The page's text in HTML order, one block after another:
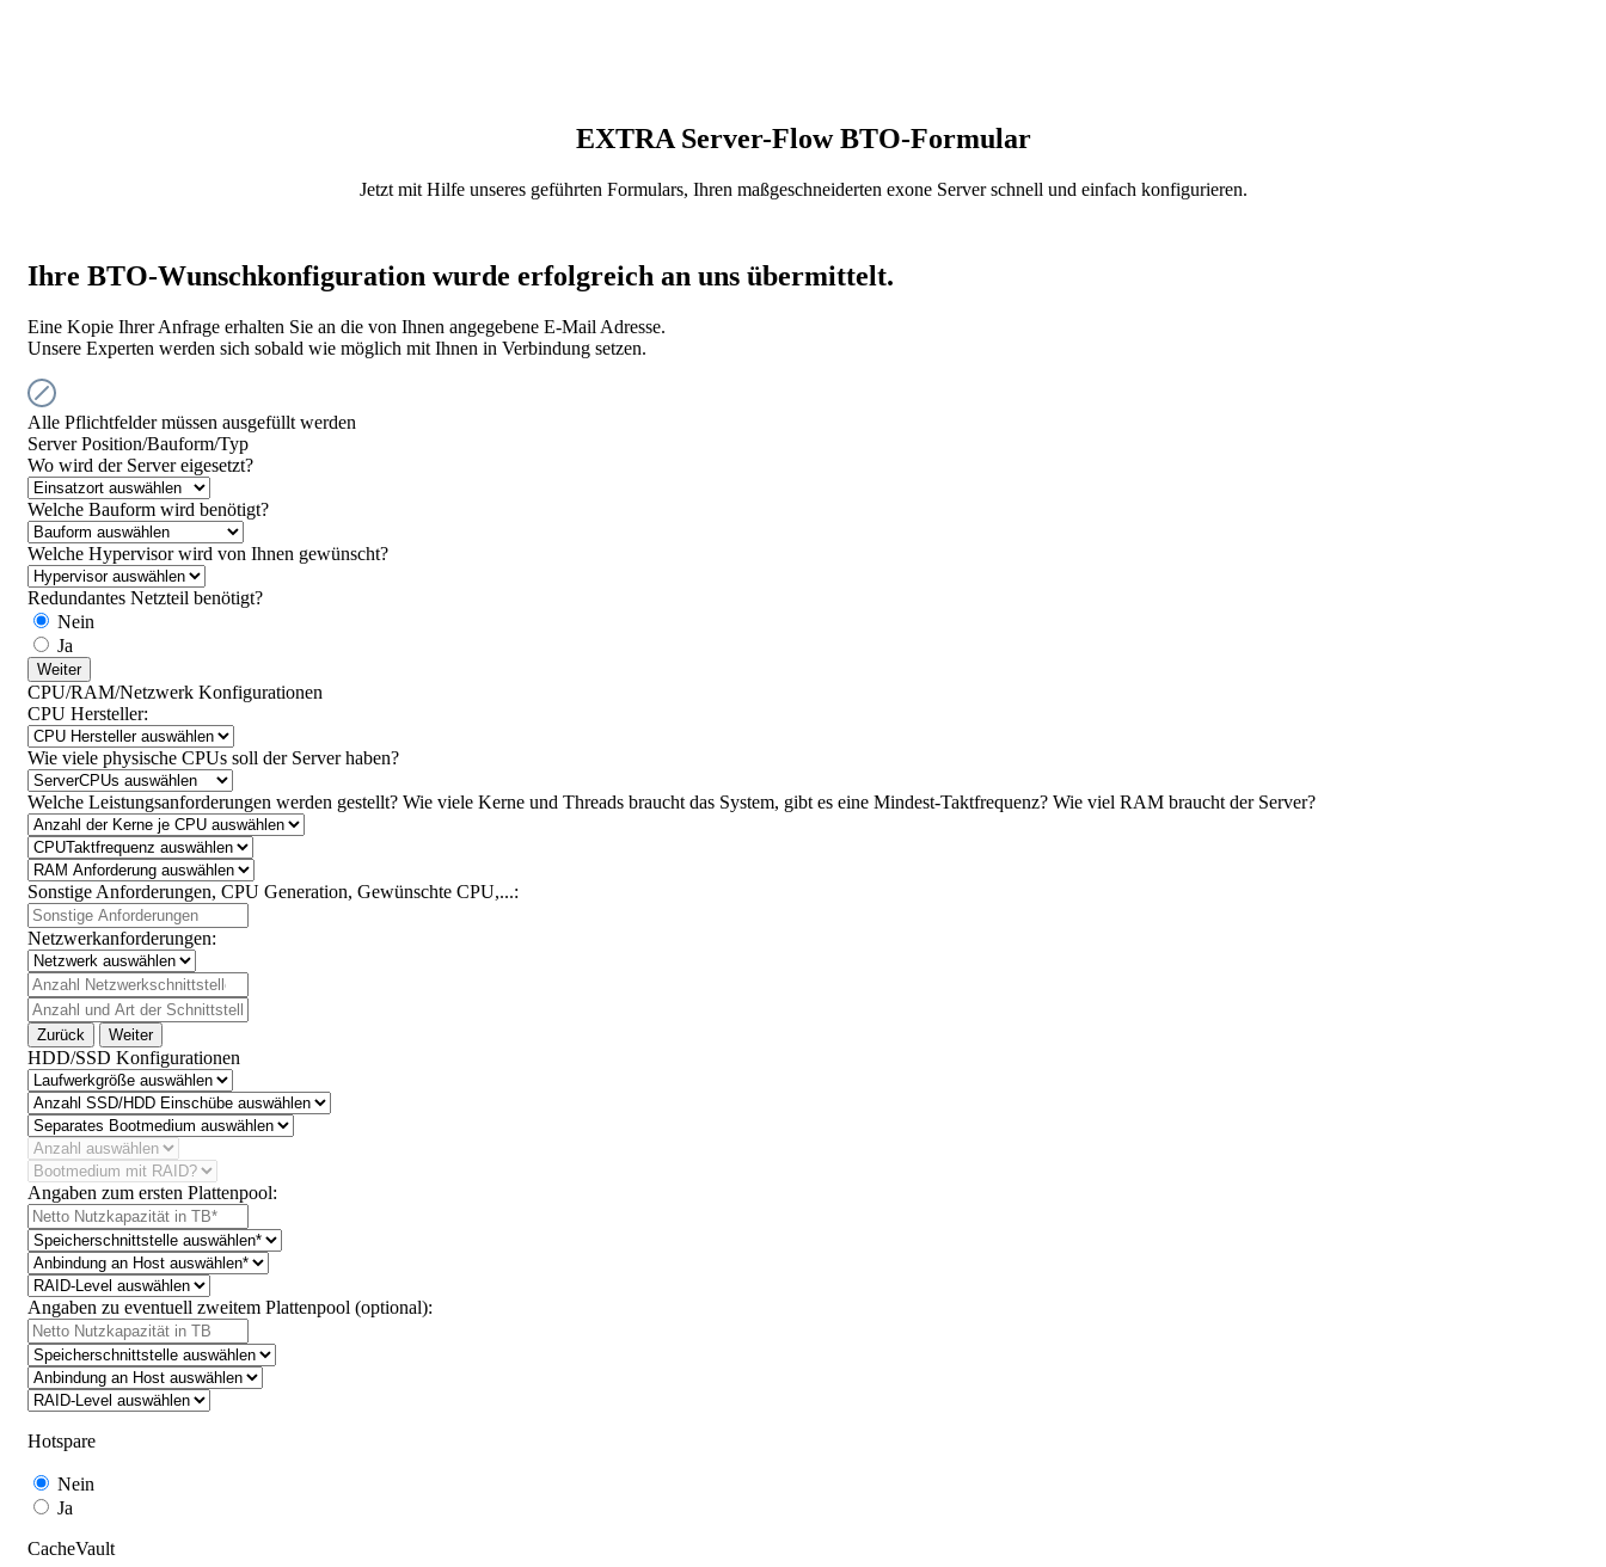
EXTRA Server-Flow BTO-Formular
Jetzt mit Hilfe unseres geführten Formulars, Ihren maßgeschneiderten exone Server schnell und einfach konfigurieren.
Ihre BTO-Wunschkonfiguration wurde erfolgreich an uns übermittelt.
Eine Kopie Ihrer Anfrage erhalten Sie an die von Ihnen angegebene E-Mail Adresse.
Unsere Experten werden sich sobald wie möglich mit Ihnen in Verbindung setzen.
Alle Pflichtfelder müssen ausgefüllt werden
Server Position/Bauform/Typ
Wo wird der Server eigesetzt?
Welche Bauform wird benötigt?
Welche Hypervisor wird von Ihnen gewünscht?
Redundantes Netzteil benötigt?
Nein
Ja
Weiter
CPU/RAM/Netzwerk Konfigurationen
CPU Hersteller:
Wie viele physische CPUs soll der Server haben?
Welche Leistungsanforderungen werden gestellt? Wie viele Kerne und Threads braucht das System, gibt es eine Mindest-Taktfrequenz? Wie viel RAM braucht der Server?
Sonstige Anforderungen, CPU Generation, Gewünschte CPU,...:
Netzwerkanforderungen:
Zurück Weiter
HDD/SSD Konfigurationen
Angaben zum ersten Plattenpool:
Angaben zu eventuell zweitem Plattenpool (optional):
Hotspare
Nein
Ja
CacheVault